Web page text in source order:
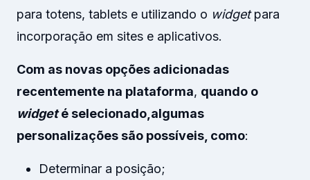
para totens, tablets e utilizando o widgetpara
incorporação em sites e aplicativos.
Com as novas opções adicionadas
recentemente na plataforma, quando o
widgeté selecionado, algumas
personalizações são possíveis, como:
Determinar a posição;